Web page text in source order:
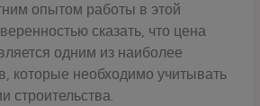
опытом работы в этой
сказать, что цена
одним из наиболее
которые необходимо учитывать
строительства.